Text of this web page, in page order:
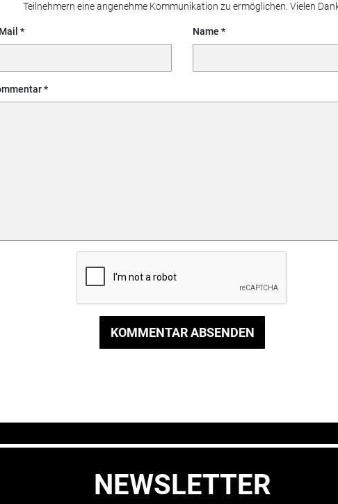
Teilnehmern eine angenehme Kommunikation zu ermöglichen. Vielen
Name
KOMMENTAR ABSENDEN
NEWSLETTER